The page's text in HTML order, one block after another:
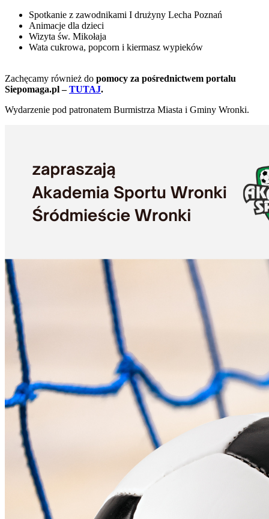
Spotkanie z zawodnikami I drużyny Lecha Poznań
Animacje dla dzieci
Wizyta św. Mikołaja
Wata cukrowa, popcorn i kiermasz wypieków
Zachęcamy również do pomocy za pośrednictwem portalu
Siepomaga.pl –TUTAJ.
Wydarzenie pod patronatem Burmistrza Miasta i Gminy Wronki.